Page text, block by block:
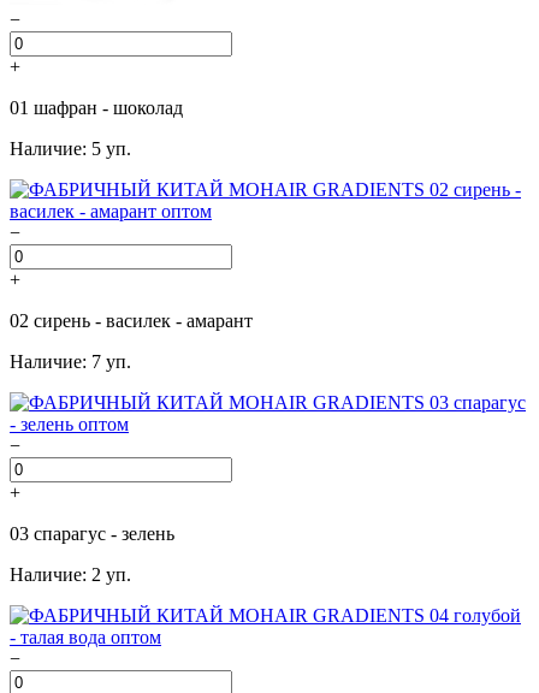
−
+
01 шафран - шоколад
Наличие: 5 уп.
−
+
02 сирень - василек - амарант
Наличие: 7 уп.
−
+
03 спарагус - зелень
Наличие: 2 уп.
−